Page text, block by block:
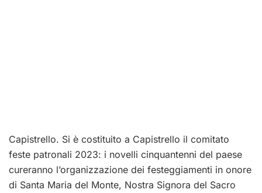
Capistrello. Si è costituito a Capistrello il comitato
feste patronali 2023: i novelli cinquantenni del paese
cureranno l’organizzazione dei festeggiamenti in onore
di Santa Maria del Monte, Nostra Signora del Sacro